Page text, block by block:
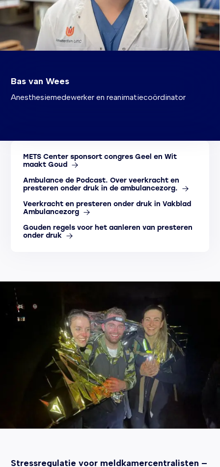
Bas van Wees
Anesthesiemedewerker en reanimatiecoördinator
METS Center sponsort congres Geel en Wit
maakt Goud
Ambulance de Podcast. Over veerkracht en
presteren onder druk in de ambulancezorg.
Veerkracht en presteren onder druk in Vakblad
Ambulancezorg
Gouden regels voor het aanleren van presteren
onder druk
Stressregulatie voor meldkamercentralisten –